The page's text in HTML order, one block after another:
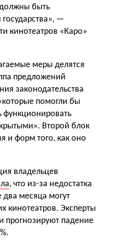
быть
—
кинотеатров «Каро»
меры делятся
предложений
законодательства
помогли бы
функционировать
Второй блок
и форм того, как оно
владельцев
, что из-за недостатка
месяца могут
кинотеатров. Эксперты
прогнозируют падение